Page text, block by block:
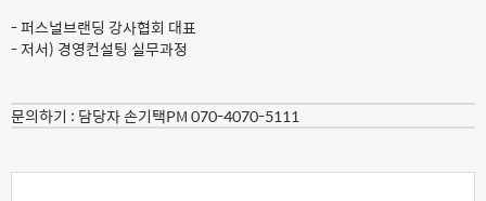
- 퍼스널브랜딩 강사협회 대표
- 저서) 경영컨설팅 실무과정
문의하기 : 담당자 손기택PM 070-4070-5111